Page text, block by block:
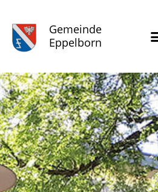
Gemeinde
Eppelborn